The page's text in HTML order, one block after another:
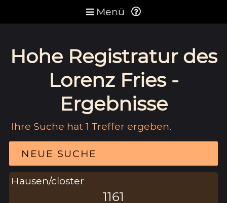
Menü
Hohe Registratur des
Lorenz Fries -
Ergebnisse
Ihre Suche hat 1 Treffer ergeben.
NEUE SUCHE
Hausen/closter
1161